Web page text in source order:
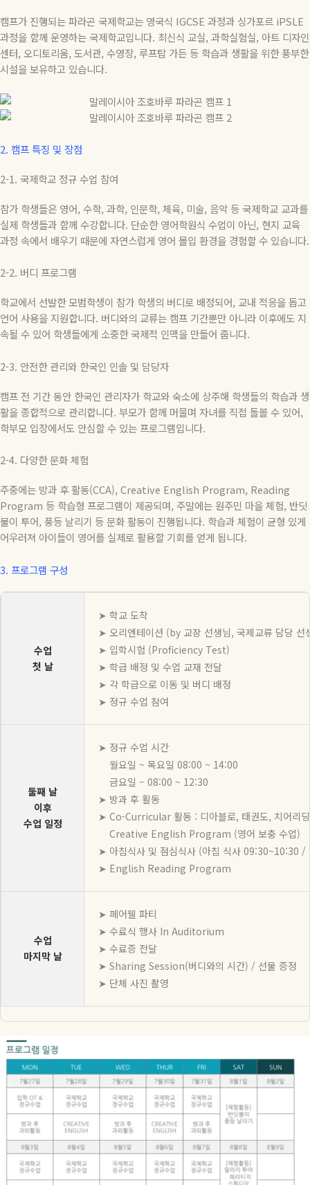
캠프가 진행되는 파라곤 국제학교는 영국식 IGCSE 과정과 싱가포르 iPSLE
과정을 함께 운영하는 국제학교입니다. 최신식 교실, 과학실험실, 아트 디자인
센터, 오디토리움, 도서관, 수영장, 루프탑 가든 등 학습과 생활을 위한 풍부한
시설을 보유하고 있습니다.
2. 캠프 특징 및 장점
2-1. 국제학교 정규 수업 참여
참가 학생들은 영어, 수학, 과학, 인문학, 체육, 미술, 음악 등 국제학교 교과를
실제 학생들과 함께 수강합니다. 단순한 영어학원식 수업이 아닌, 현지 교육
과정 속에서 배우기 때문에 자연스럽게 영어 몰입 환경을 경험할 수 있습니다.
2-2. 버디 프로그램
학교에서 선발한 모범학생이 참가 학생의 버디로 배정되어, 교내 적응을 돕고
언어 사용을 지원합니다. 버디와의 교류는 캠프 기간뿐만 아니라 이후에도 지
속될 수 있어 학생들에게 소중한 국제적 인맥을 만들어 줍니다.
2-3. 안전한 관리와 한국인 인솔 및 담당자
캠프 전 기간 동안 한국인 관리자가 학교와 숙소에 상주해 학생들의 학습과 생
활을 종합적으로 관리합니다. 부모가 함께 머물며 자녀를 직접 돌볼 수 있어,
학부모 입장에서도 안심할 수 있는 프로그램입니다.
2-4. 다양한문화체험
주중에는 방과 후 활동(CCA), Creative English Program, Reading
Program 등 학습형 프로그램이 제공되며, 주말에는 원주민 마을 체험, 반딧
불이 투어, 풍등 날리기 등 문화 활동이 진행됩니다. 학습과 체험이 균형 있게
어우러져 아이들이 영어를 실제로 활용할 기회를 얻게 됩니다.
3. 프로그램 구성
수업
첫 날
➤ 학교 도착
➤ 오리엔테이션 (by 교장 선생님, 국제교류 담당 선
➤ 입학시험 (Proficiency Test)
➤ 학급 배정 및 수업 교재 전달
➤ 각 학급으로 이동 및 버디 배정
➤ 정규 수업 참여
둘째 날
이후
수업 일정
➤ 정규 수업 시간
월요일 ~ 목요일 08:00 ~ 14:00
금요일 – 08:00 ~ 12:30
➤ 방과 후 활동
➤ Co-Curricular 활동 : 디아블로, 태권도, 치어리
Creative English Program (영어 보충 수업)
➤ 아침식사 및 점심식사 (아침 식사 09:30~10:30
➤ English Reading Program
수업
마지막 날
➤ 페어웰 파티
➤ 수료식 행사 In Auditorium
➤ 수료증 전달
➤ Sharing Session(버디와의 시간) / 선물 증정
➤ 단체 사진 촬영